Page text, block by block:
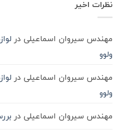
حمل‌ونقل
گیربکس
ماشیننظرات اخیر
مهندس سیروان اسماعیلی در
ولوو
مهندس سیروان اسماعیلی در
ولوو
مهندس سیروان اسماعیلی در